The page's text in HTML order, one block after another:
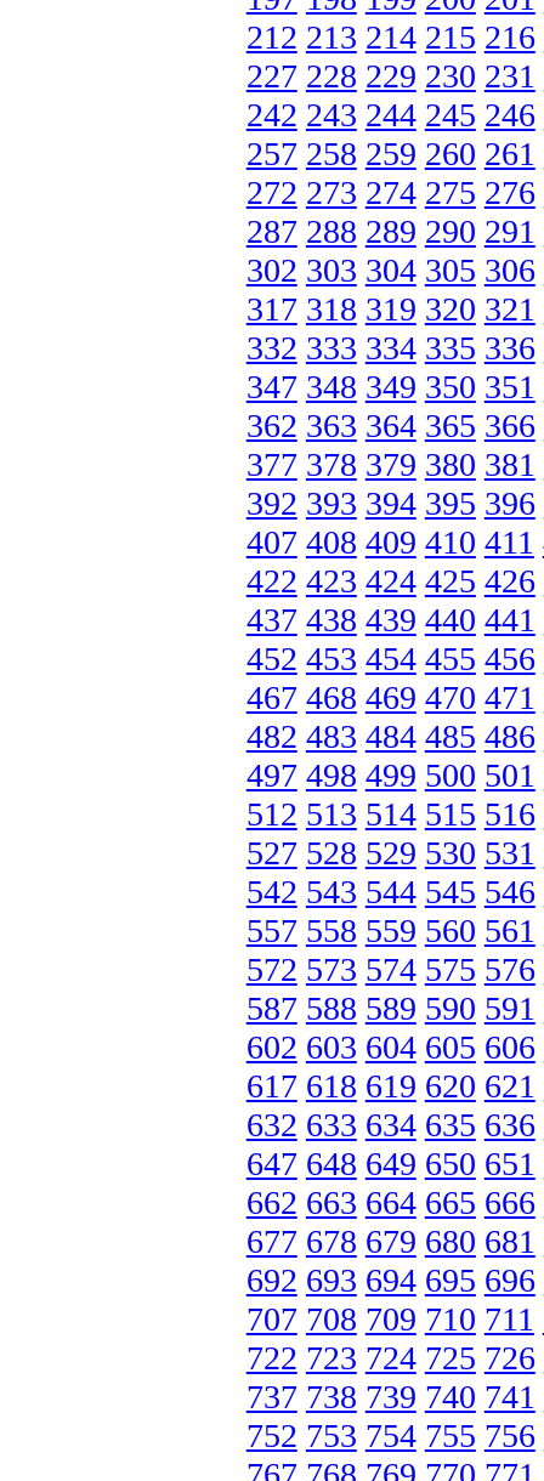
212 213 214 215 216
227 228 229 230 231
242 243 244 245 246
257 258 259 260 261
272 273 274 275 276
287 288 289 290 291
302 303 304 305 306
317 318 319 320 321
332 333 334 335 336
347 348 349 350 351
362 363 364 365 366
377 378 379 380 381
392 393 394 395 396
407 408 409 410 411
422 423 424 425 426
437 438 439 440 441
452 453 454 455 456
467 468 469 470 471
482 483 484 485 486
497 498 499 500 501
512 513 514 515 516
527 528 529 530 531
542 543 544 545 546
557 558 559 560 561
572 573 574 575 576
587 588 589 590 591
602 603 604 605 606
617 618 619 620 621
632 633 634 635 636
647 648 649 650 651
662 663 664 665 666
677 678 679 680 681
692 693 694 695 696
707 708 709 710 711
722 723 724 725 726
737 738 739 740 741
752 753 754 755 756